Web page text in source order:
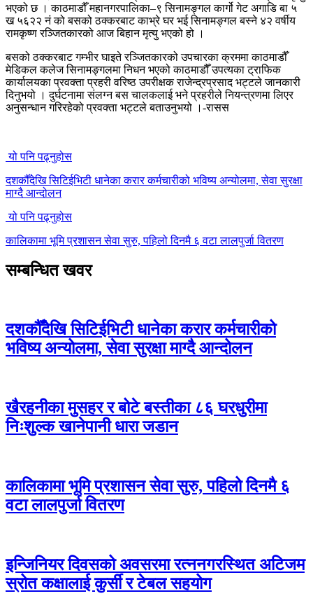
भएको छ । काठमाडौँ महानगरपालिका–९ सिनामङ्गल कार्गो गेट अगाडि बा ५
ख ५६२२ नं को बसको ठक्करबाट काभ्रे घर भई सिनामङ्गल बस्ने ४२ वर्षीय
रामकृष्ण रञ्जितकारको आज बिहान मृत्यु भएको हो ।
बसको ठक्करबाट गम्भीर घाइते रञ्जितकारको उपचारका क्रममा काठमाडौँ
मेडिकल कलेज सिनामङ्गलमा निधन भएको काठमाडौँ उपत्यका ट्राफिक
कार्यालयका प्रवक्ता प्रहरी वरिष्ठ उपरीक्षक राजेन्द्रप्रसाद भट्टले जानकारी
दिनुभयो । दुर्घटनामा संलग्न बस चालकलाई भने प्रहरीले नियन्त्रणमा लिएर
अनुसन्धान गरिरहेको प्रवक्ता भट्टले बताउनुभयो ।-रासस
यो पनि पढ्नुहोस
दशकौँदेखि सिटिईभिटी धानेका करार कर्मचारीको भविष्य अन्योलमा, सेवा सुरक्षा
माग्दै आन्दोलन
यो पनि पढ्नुहोस
कालिकामा भूमि प्रशासन सेवा सुरु, पहिलो दिनमै ६ वटा लालपुर्जा वितरण
सम्बन्धित खवर
दशकौँदेखि सिटिईभिटी धानेका करार कर्मचारीको
भविष्य अन्योलमा, सेवा सुरक्षा माग्दै आन्दोलन
खैरहनीका मुसहर र बोटे बस्तीका ८६ घरधुरीमा
निःशुल्क खानेपानी धारा जडान
कालिकामा भूमि प्रशासन सेवा सुरु, पहिलो दिनमै ६
वटा लालपुर्जा वितरण
इन्जिनियर दिवसको अवसरमा रत्ननगरस्थित अटिजम
स्रोत कक्षालाई कुर्सी र टेबल सहयोग